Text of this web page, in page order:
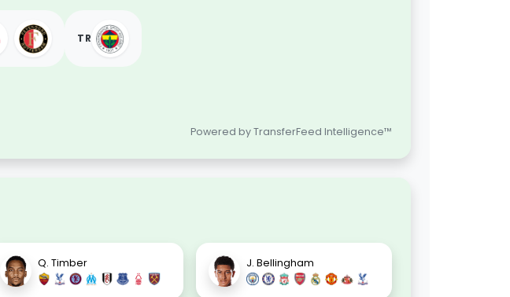
TR
Powered by TransferFeed Intelligence™
Q. Timber J. Bellingham